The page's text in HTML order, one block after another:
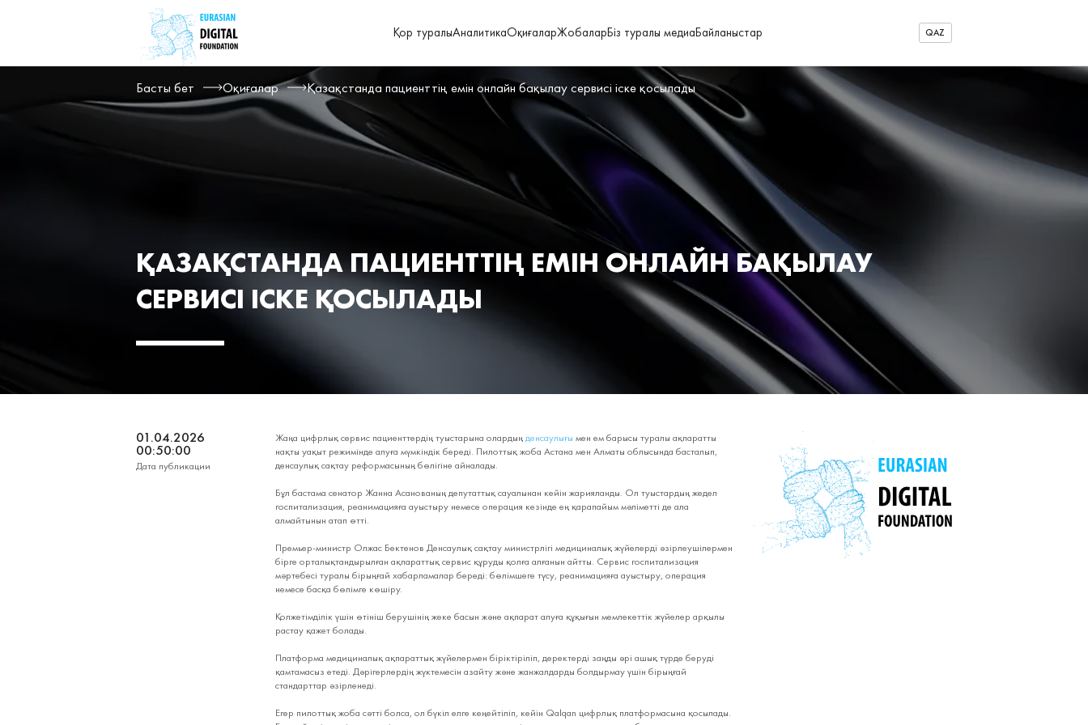
Қор туралыАналитикаОқиғаларЖобаларБіз туралы медиаБайланыстар QAZ
Басты бет Оқиғалар Қазақстанда пациенттің емін онлайн бақылау сервисі іске қосылады
ҚАЗАҚСТАНДА ПАЦИЕНТТІҢ ЕМІН ОНЛАЙН БАҚЫЛАУ
СЕРВИСІ ІСКЕ ҚОСЫЛАДЫ
01.04.2026
00:50:00
Дата публикации
Жаңа цифрлық сервис пациенттердің туыстарына олардыңденсаулығы мен ем барысы туралы ақпаратты
нақты уақыт режимінде алуға мүмкіндік береді. Пилоттық жоба Астана мен Алматы облысында басталып,
денсаулық сақтау реформасының бөлігіне айналады.
Бұл бастама сенатор Жанна Асанованың депутаттық сауалынан кейін жарияланды. Ол туыстардың жедел
госпитализация, реанимацияға ауыстыру немесе операция кезінде ең қарапайым мәліметті де ала
алмайтынын атап өтті.
Премьер‑министр Олжас Бектенов Денсаулық сақтау министрлігі медициналық жүйелерді әзірлеушілермен
бірге орталықтандырылған ақпараттық сервис құруды қолға алғанын айтты. Сервис госпитализация
мәртебесі туралы бірыңғай хабарламалар береді: бөлімшеге түсу, реанимацияға ауыстыру, операция
немесе басқа бөлімге көшіру.
Қолжетімділік үшін өтініш берушінің жеке басын және ақпарат алуға құқығын мемлекеттік жүйелер арқылы
растау қажет болады.
Платформа медициналық ақпараттық жүйелермен біріктіріліп, деректерді заңды әрі ашық түрде беруді
қамтамасыз етеді. Дәрігерлердің жүктемесін азайту және жанжалдарды болдырмау үшін бірыңғай
стандарттар әзірленеді.
Егер пилоттық жоба сәтті болса, ол бүкіл елге кеңейтіліп, кейін Qalqan цифрлық платформасына қосылады.